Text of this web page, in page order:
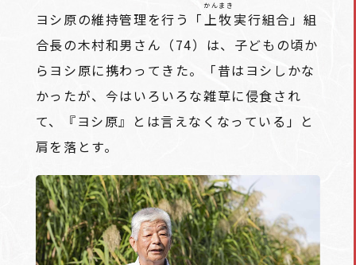
ヨシ原の維持管理を行う「上牧
かんまき
実行組合」組
合長の木村和男さん（74）は、子どもの頃か
らヨシ原に携わってきた。「昔はヨシしかな
かったが、今はいろいろな雑草に侵食され
て、『ヨシ原』とは言えなくなっている」と
肩を落とす。